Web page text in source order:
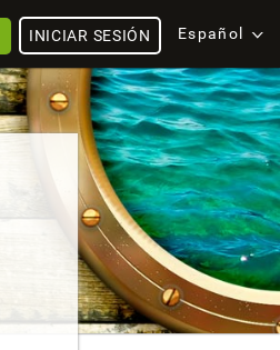
Español
INICIAR SESIÓN